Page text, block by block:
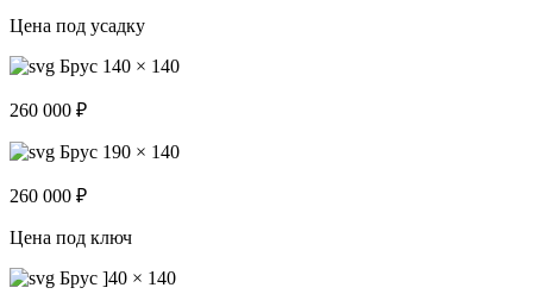
Цена под усадку
Брус 140 × 140
260 000 ₽
Брус 190 × 140
260 000 ₽
Цена под ключ
Брус ]40 × 140